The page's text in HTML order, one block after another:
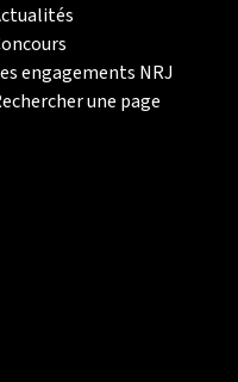
engagements NRJ
une page